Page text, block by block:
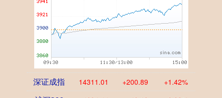
深证成指 14311.01 +200.89 +1.42%